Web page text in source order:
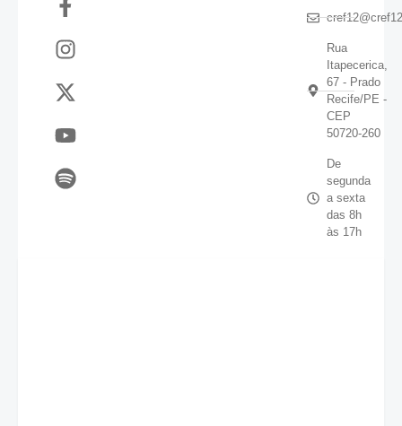
Rua
Itapecerica,
67 - Prado
Recife/PE -
CEP
50720-260
De
segunda
a sexta
das 8h
às 17h